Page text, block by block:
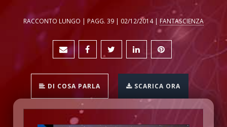
RACCONTO LUNGO | PAGG. 39 | 02/12/2014 | FANTASCIENZA
DI COSA PARLA SCARICA ORA